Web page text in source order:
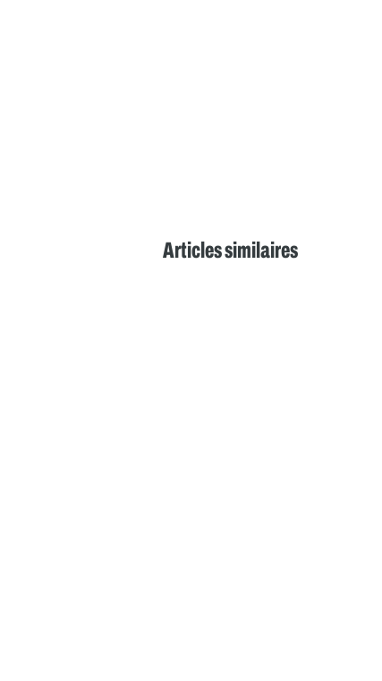
Articles similaires